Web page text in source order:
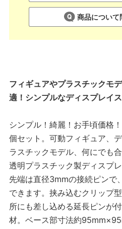
商品について
フィギュアやプラスチックモ
適！シンプルなディスプレイ
シンプル！綺麗！お手頃価格
個セット。可動フィギュア、
ラスチックモデル、何にでも
透明プラスチック製ディスプ
先端は直径3mmの接続ピンで
できます。挟み込むクリップ
所にも差し込める延長ピンが
材。ベース部寸法約